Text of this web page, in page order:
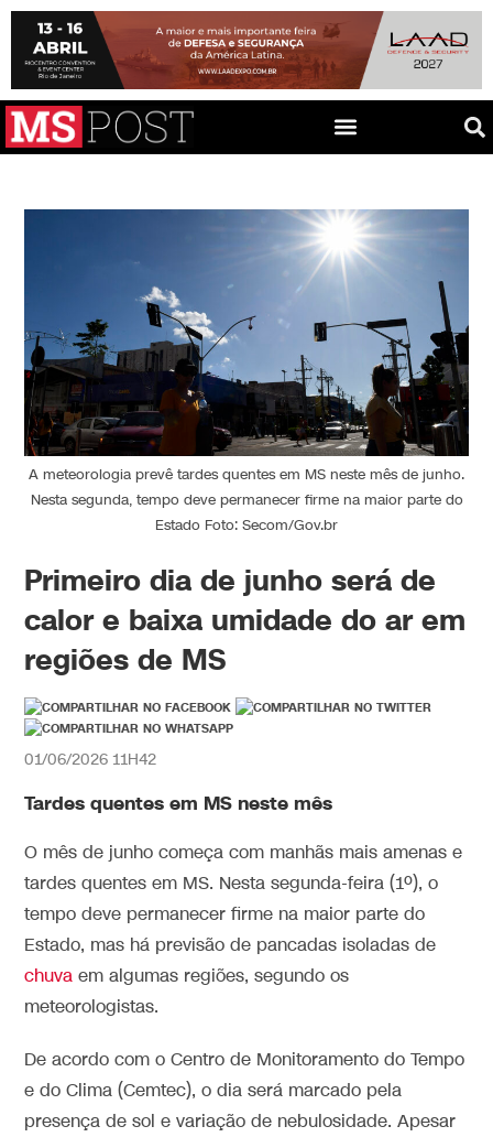
A meteorologia prevê tardes quentes em MS neste mês de junho.
Nesta segunda, tempo deve permanecer firme na maior parte do
Estado Foto: Secom/Gov.br
Primeiro dia de junho será de
calor e baixa umidade do ar em
regiões de MS
01/06/2026 11H42
Tardes quentes em MS neste mês
O mês de junho começa com manhãs mais amenas e
tardes quentes em MS. Nesta segunda-feira (1º), o
tempo deve permanecer firme na maior parte do
Estado, mas há previsão de pancadas isoladas de
chuva em algumas regiões, segundo os
meteorologistas.
De acordo com o Centro de Monitoramento do Tempo
e do Clima (Cemtec), o dia será marcado pela
presença de sol e variação de nebulosidade. Apesar